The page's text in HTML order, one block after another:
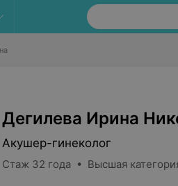
Дегилева Ирина
Акушер-гинеколог
Стаж 32 года • Высшая